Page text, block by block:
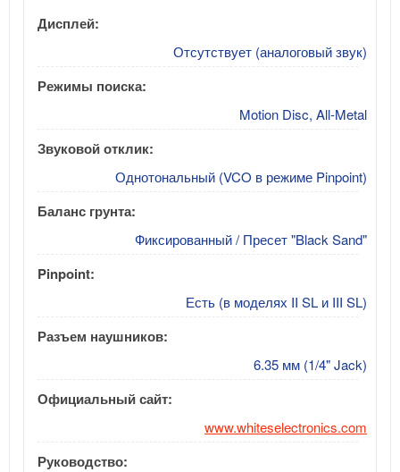
Дисплей:
Отсутствует (аналоговый звук)
Режимы поиска:
Motion Disc, All-Metal
Звуковой отклик:
Однотональный (VCO в режиме Pinpoint)
Баланс грунта:
Фиксированный / Пресет "Black Sand"
Pinpoint:
Есть (в моделях II SL и III SL)
Разъем наушников:
6.35 мм (1/4" Jack)
Официальный сайт:
www.whiteselectronics.com
Руководство: